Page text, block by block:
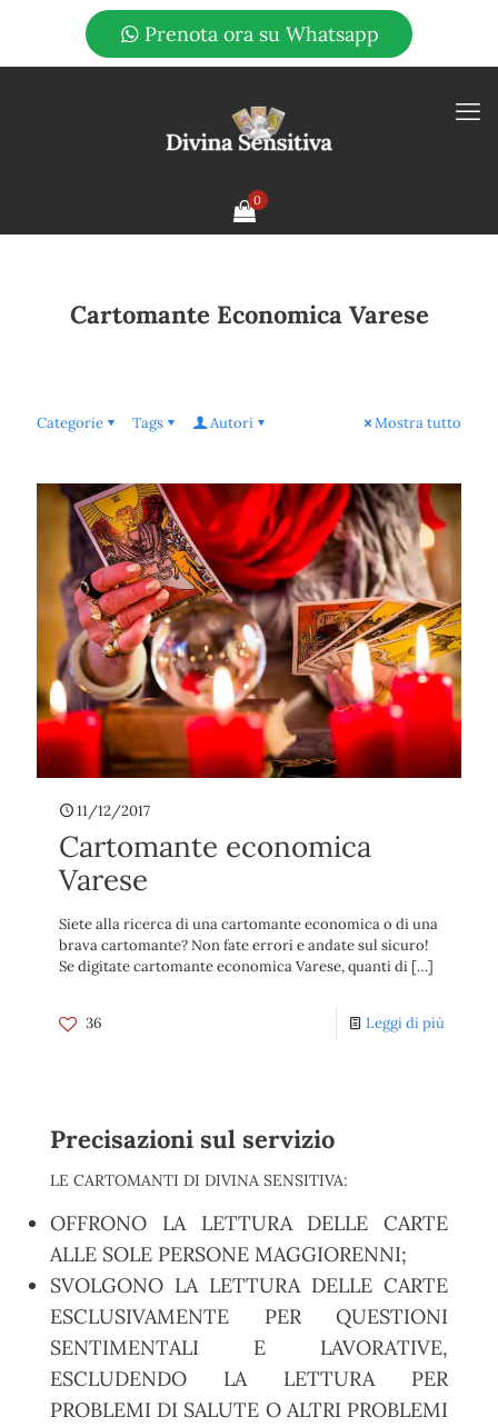
Prenota ora su Whatsapp
0
Cartomante Economica Varese
Categorie Tags Autori Mostra tutto
11/12/2017
Cartomante economica
Varese
Siete alla ricerca di una cartomante economica o di una
brava cartomante? Non fate errori e andate sul sicuro!
Se digitate cartomante economica Varese, quanti di […]
36 Leggi di più
Precisazioni sul servizio
LE CARTOMANTI DI DIVINA SENSITIVA:
OFFRONO LA LETTURA DELLE CARTE
ALLE SOLE PERSONE MAGGIORENNI;
SVOLGONO LA LETTURA DELLE CARTE
ESCLUSIVAMENTE PER QUESTIONI
SENTIMENTALI E LAVORATIVE,
ESCLUDENDO LA LETTURA PER
PROBLEMI DI SALUTE O ALTRI PROBLEMI